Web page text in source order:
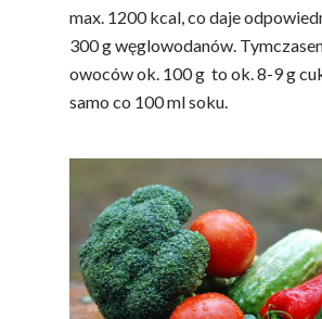
max. 1200 kcal, co daje
300 g węglowodanów.
owoców ok. 100 g to ok. 8-9 g
samo co 100 ml soku.